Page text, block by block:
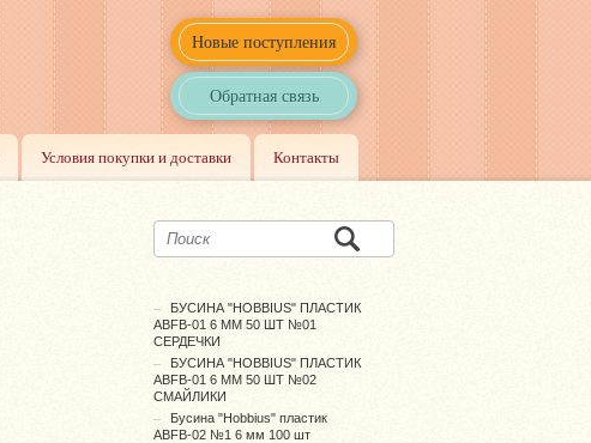
Новые поступления
Обратная связь
Условия покупки и доставки Контакты
БУСИНА "HOBBIUS" ПЛАСТИК
ABFB-01 6 ММ 50 ШТ №01
СЕРДЕЧКИ
БУСИНА "HOBBIUS" ПЛАСТИК
ABFB-01 6 ММ 50 ШТ №02
СМАЙЛИКИ
Бусина "Hobbius" пластик
ABFB-02 №1 6 мм 100 шт